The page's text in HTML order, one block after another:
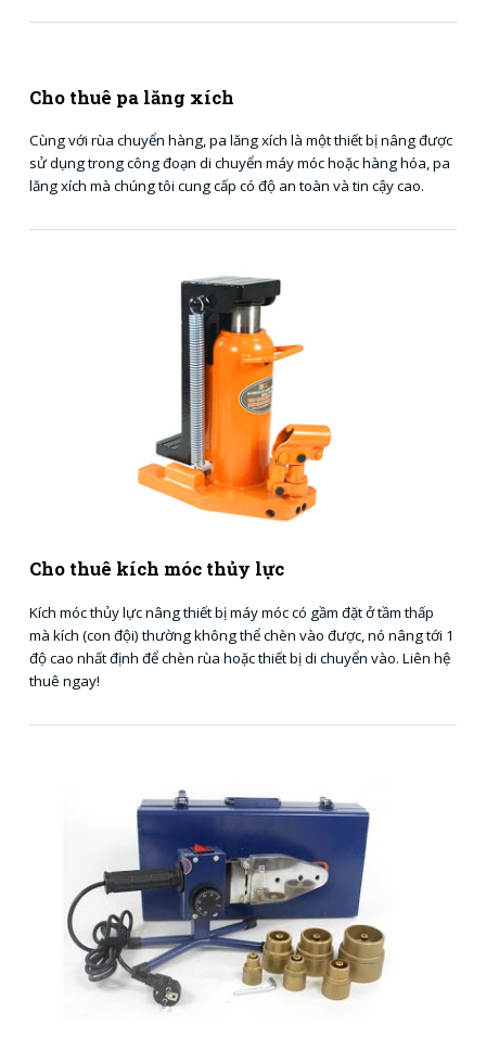
Cho thuê pa lăng xích
Cùng với rùa chuyển hàng, pa lăng xích là một thiết bị nâng được
sử dụng trong công đoạn di chuyển máy móc hoặc hàng hóa, pa
lăng xích mà chúng tôi cung cấp có độ an toàn và tin cậy cao.
Cho thuê kích móc thủy lực
Kích móc thủy lực nâng thiết bị máy móc có gầm đặt ở tầm thấp
mà kích (con đội) thường không thể chèn vào được, nó nâng tới 1
độ cao nhất định để chèn rùa hoặc thiết bị di chuyển vào. Liên hệ
thuê ngay!